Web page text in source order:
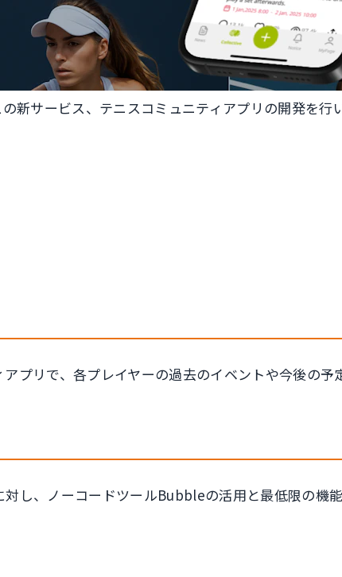
サービス、テニスコミュニティアプリの開発を行
プリで、各プレイヤーの過去のイベントや今後の予
し、ノーコードツールBubbleの活用と最低限の機